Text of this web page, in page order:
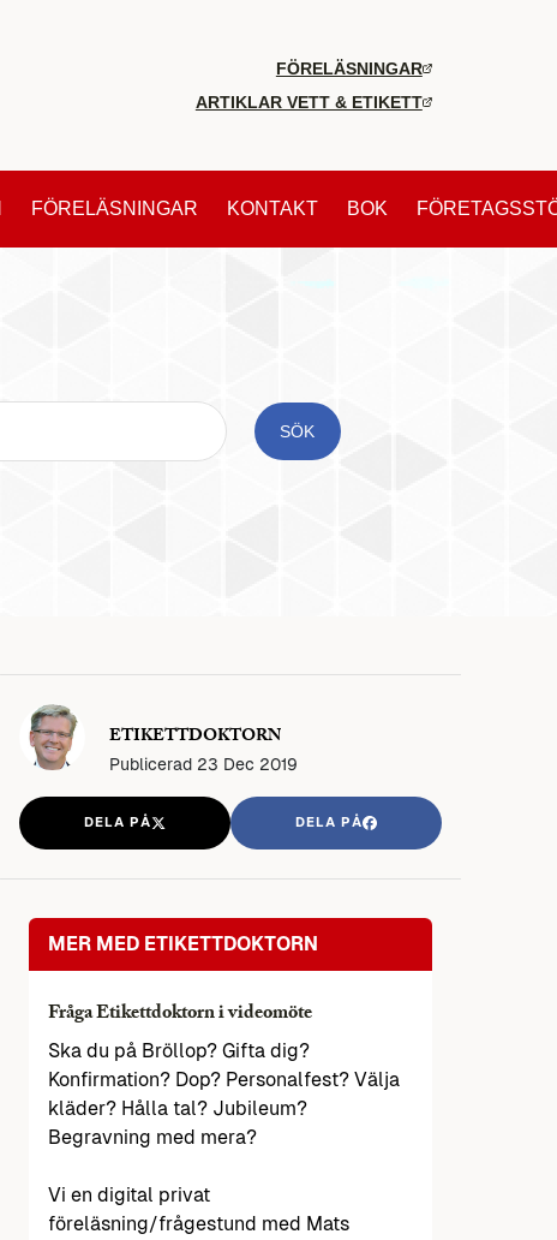
FÖRELÄSNINGAR
ARTIKLAR VETT & ETIKETT
FÖRELÄSNINGAR KONTAKT BOK
ETIKETTDOKTORN
Publicerad 23 Dec 2019
DELA PÅ DELA PÅ
MER MED ETIKETTDOKTORN
Fråga Etikettdoktorn i videomöte
Ska du på Bröllop? Gifta dig?
Konfirmation? Dop? Personalfest? Välja
kläder? Hålla tal? Jubileum?
Begravning med mera?
Vi en digital privat
föreläsning/frågestund med Mats